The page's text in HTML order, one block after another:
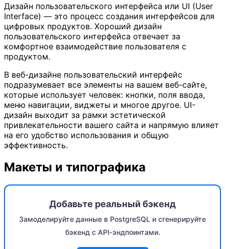
Дизайн пользовательского интерфейса или UI (User
Interface) — это процесс создания интерфейсов для
цифровых продуктов. Хороший дизайн
пользовательского интерфейса отвечает за
комфортное взаимодействие пользователя с
продуктом.
В веб-дизайне пользовательский интерфейс
подразумевает все элементы на вашем веб-сайте,
которые использует человек: кнопки, поля ввода,
меню навигации, виджеты и многое другое. UI-
дизайн выходит за рамки эстетической
привлекательности вашего сайта и напрямую влияет
на его удобство использования и общую
эффективность.
Макеты и типографика
Добавьте реальный бэкенд
Замоделируйте данные в PostgreSQL и сгенерируйте
бэкенд с API‑эндпоинтами.